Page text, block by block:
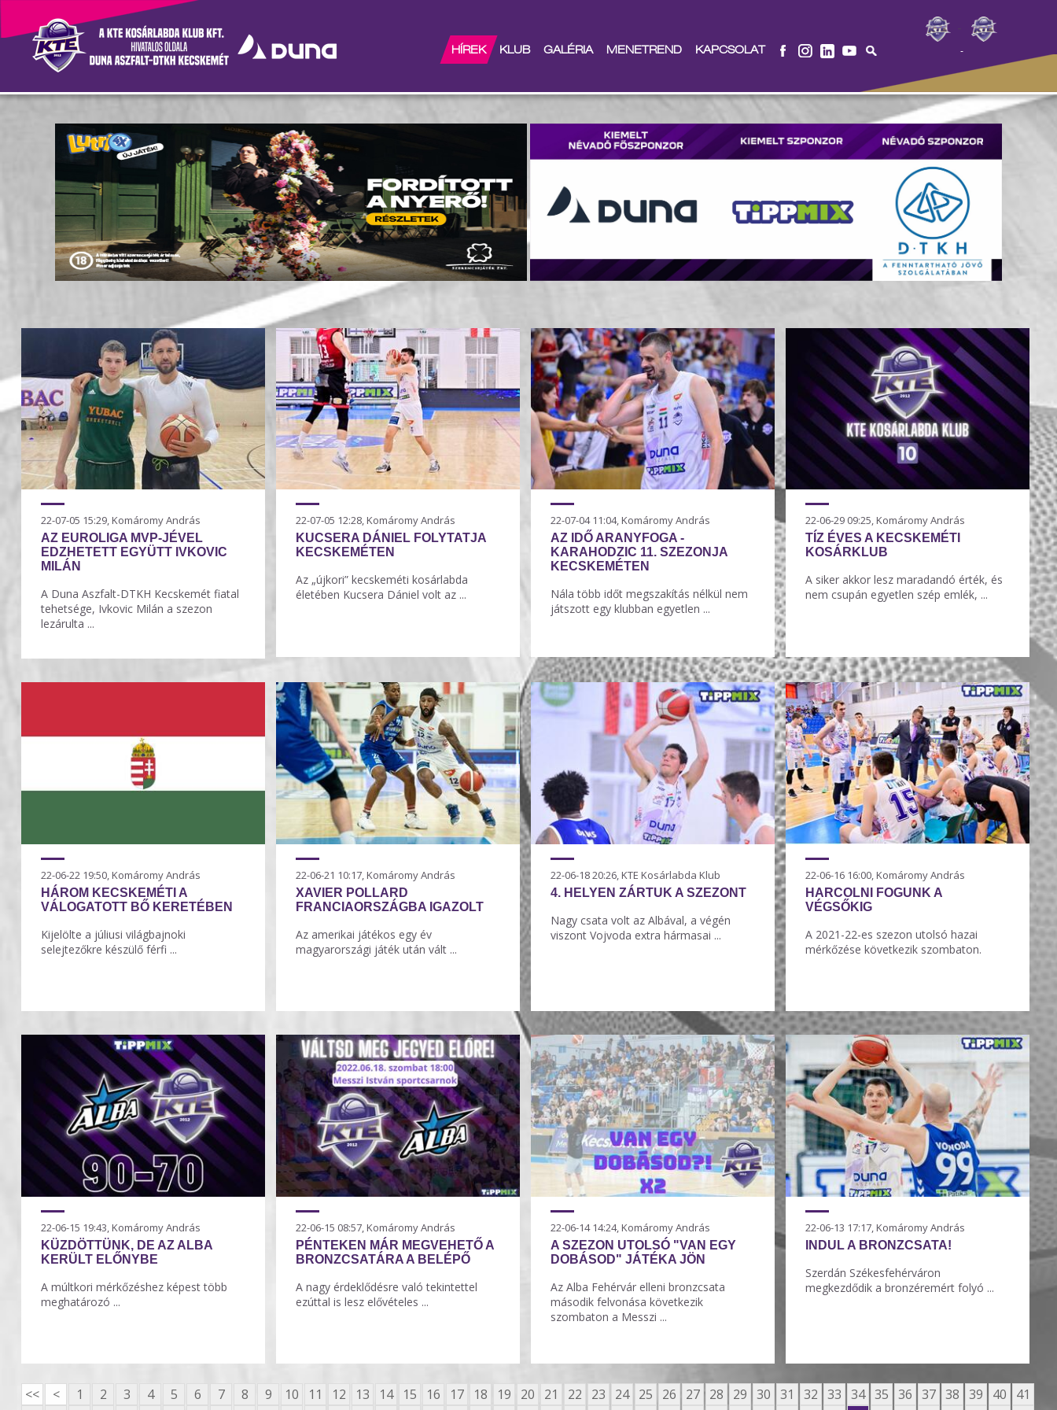
-
HÍREK KLUB GALÉRIA MENETREND KAPCSOLAT
Hírek
22-07-05 15:29, Komáromy András
AZ EUROLIGA MVP-JÉVEL
EDZHETETT EGYÜTT IVKOVIC
MILÁN
A Duna Aszfalt-DTKH Kecskemét fiatal
tehetsége, Ivkovic Milán a szezon
lezárulta ...
22-07-05 12:28, Komáromy András
KUCSERA DÁNIEL FOLYTATJA
KECSKEMÉTEN
Az „újkori” kecskeméti kosárlabda
életében Kucsera Dániel volt az ...
22-07-04 11:04, Komáromy András
AZ IDŐ ARANYFOGA -
KARAHODZIC 11. SZEZONJA
KECSKEMÉTEN
Nála több időt megszakítás nélkül nem
játszott egy klubban egyetlen ...
22-06-29 09:25, Komáromy András
TÍZ ÉVES A KECSKEMÉTI
KOSÁRKLUB
A siker akkor lesz maradandó érték, és
nem csupán egyetlen szép emlék, ...
22-06-22 19:50, Komáromy András
HÁROM KECSKEMÉTI A
VÁLOGATOTT BŐ KERETÉBEN
Kijelölte a júliusi világbajnoki
selejtezőkre készülő férfi ...
22-06-21 10:17, Komáromy András
XAVIER POLLARD
FRANCIAORSZÁGBA IGAZOLT
Az amerikai játékos egy év
magyarországi játék után vált ...
22-06-18 20:26, KTE Kosárlabda Klub
4. HELYEN ZÁRTUK A SZEZONT
Nagy csata volt az Albával, a végén
viszont Vojvoda extra hármasai ...
22-06-16 16:00, Komáromy András
HARCOLNI FOGUNK A
VÉGSŐKIG
A 2021-22-es szezon utolsó hazai
mérkőzése következik szombaton.
22-06-15 19:43, Komáromy András
KÜZDÖTTÜNK, DE AZ ALBA
KERÜLT ELŐNYBE
A múltkori mérkőzéshez képest több
meghatározó ...
22-06-15 08:57, Komáromy András
PÉNTEKEN MÁR MEGVEHETŐ A
BRONZCSATÁRA A BELÉPŐ
A nagy érdeklődésre való tekintettel
ezúttal is lesz elővételes ...
22-06-14 14:24, Komáromy András
A SZEZON UTOLSÓ "VAN EGY
DOBÁSOD" JÁTÉKA JÖN
Az Alba Fehérvár elleni bronzcsata
második felvonása következik
szombaton a Messzi ...
22-06-13 17:17, Komáromy András
INDUL A BRONZCSATA!
Szerdán Székesfehérváron
megkezdődik a bronzéremért folyó ...
<< < 1 2 3 4 5 6 7 8 9 10 11 12 13 14 15 16 17 18 19 20 21 22 23 24 25 26 27 28 29 30 31 32 33 34 35 36 37 38 39 40
41